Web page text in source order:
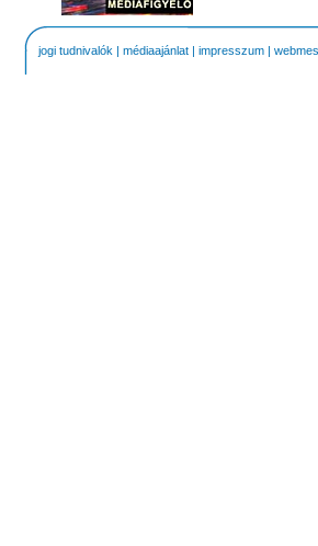
jogi tudnivalók | médiaajánlat | impresszum |